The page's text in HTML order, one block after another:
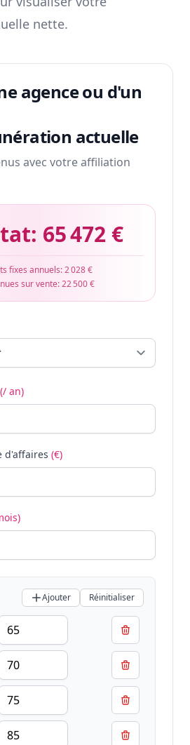
nette.
agence ou d'un
actuelle
avec votre affiliation
65 472 €
fixes annuels:2 028 €
sur vente:22 500 €
(/ an)
d'affaires (€)
Ajouter Réinitialiser